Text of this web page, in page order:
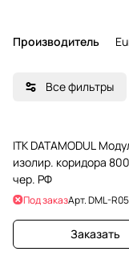
Производитель
Все фильтры
ITK DATAMODUL
изолир. коридора
чер. РФ
Под заказАрт.DML-
Заказать